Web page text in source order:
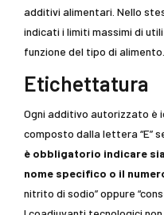
additivi alimentari. Nello
indicati i limiti massimi di
funzione del tipo di alimento.
Etichettatura
Ogni additivo autorizzato è
composto dalla lettera “E”
è obbligatorio indicare
nome specifico o il
nitrito di sodio” oppure